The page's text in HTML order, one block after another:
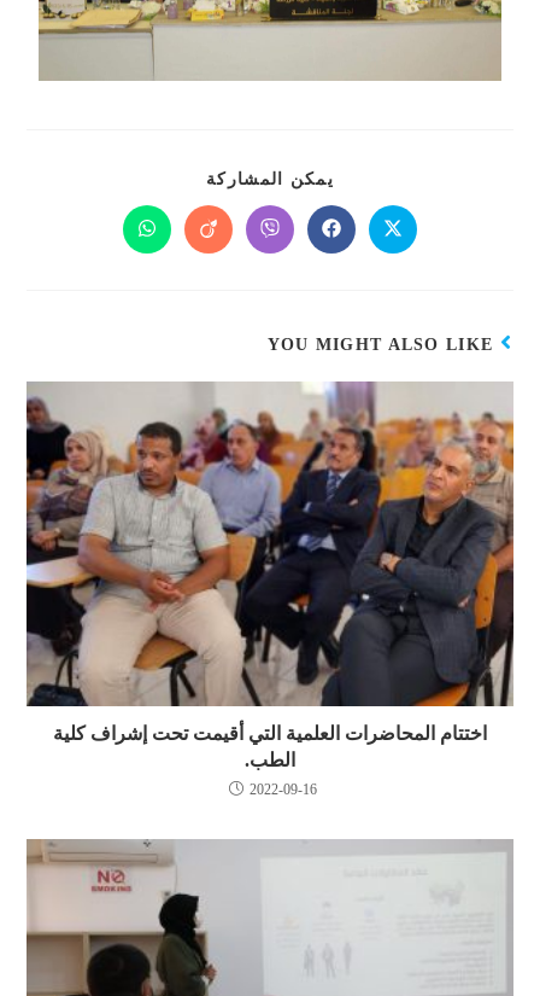
يمكن المشاركة
YOU MIGHT ALSO LIKE
اختتام المحاضرات العلمية التي أقيمت تحت إشراف كلية
الطب.
2022-09-16